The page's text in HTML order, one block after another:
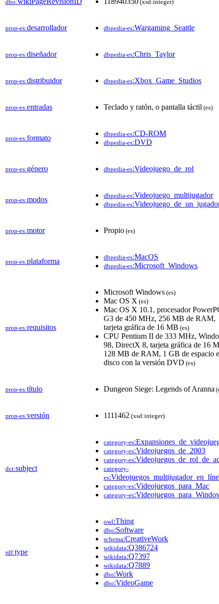
dbo: (xsd:integer)
prop-es:desarrollador dbpedia-es:Wargaming_Seattle
prop-es:diseñador dbpedia-es:Chris_Taylor
prop-es:distribuidor dbpedia-es:Xbox_Game_Studios
prop-es:entradas Teclado y ratón, o pantalla táctil (es)
prop-es:formato dbpedia-es:CD-ROM
dbpedia-es:DVD
prop-es:género dbpedia-es:Videojuego_de_rol
prop-es:modos dbpedia-es:Videojuego_multijugador
dbpedia-es
prop-es:motor Propio (es)
prop-es:plataforma dbpedia-es:MacOS
dbpedia-es:Microsoft_Windows
prop-es:requisitos
Microsoft Windows (es)
Mac OS X (es)
Mac OS X 10.1, procesador
G3 de 450 MHz, 256 MB de RAM,
tarjeta gráfica de 16 MB (es)
CPU Pentium II de 333 MHz,
98, DirectX 8, tarjeta gráfica de 16
128 MB de RAM, 1 GB de espacio
disco con la versión DVD (es)
prop-es:título Dungeon Siege: Legends of Aranna
prop-es:versión 1111462 (xsd:integer)
dct:subject
category-es
category-es:Videojuegos_de_2003
category-es
category-
es
category-es:Videojuegos_para_Mac
category-es
rdf:type
owl:Thing
dbo:Software
schema:CreativeWork
wikidata:Q386724
wikidata:Q7397
wikidata:Q7889
dbo:Work
dbo:VideoGame